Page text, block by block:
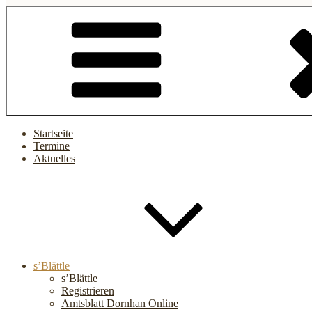
Startseite
Termine
Aktuelles
s’Blättle
s’Blättle
Registrieren
Amtsblatt Dornhan Online